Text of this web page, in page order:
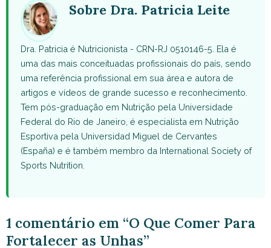
Sobre Dra. Patricia Leite
Dra. Patricia é Nutricionista - CRN-RJ 0510146-5. Ela é
uma das mais conceituadas profissionais do país, sendo
uma referência profissional em sua área e autora de
artigos e vídeos de grande sucesso e reconhecimento.
Tem pós-graduação em Nutrição pela Universidade
Federal do Rio de Janeiro, é especialista em Nutrição
Esportiva pela Universidad Miguel de Cervantes
(España) e é também membro da International Society of
Sports Nutrition.
1 comentário em “O Que Comer Para
Fortalecer as Unhas”